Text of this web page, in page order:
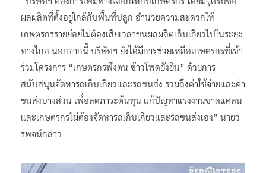
ผลผลิตที่ตั้งอยู่ใกล้กับพื้นที่ปลูก อำนวยความสะดวกให้
เกษตรกรรายย่อยไม่ต้องเสียเวลาขนผลผลิตเก็บเกี่ยวไปในระยะ
ทางไกล นอกจากนี้ บริษัทฯ ยังได้มีการช่วยเหลือเกษตรกรที่เข้า
ร่วมโครงการ “เกษตรกรพึ่งตน ข้าวโพดยั่งยืน” ด้วยการ
สนับสนุนจัดหารถเก็บเกี่ยวและรถขนส่ง รวมถึงค่าใช้จ่ายและค่า
ขนส่งบางส่วน เพื่อลดภาระต้นทุน แก้ปัญหาแรงงานขาดแคลน
และเกษตรกรไม่ต้องจัดหารถเก็บเกี่ยวและรถขนส่งเอง” นายว
รพจน์กล่าว